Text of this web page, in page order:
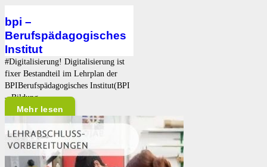
bpi –
Berufspädagogisches
Institut
#Digitalisierung! Digitalisierung ist
fixer Bestandteil im Lehrplan der
BPIBerufspädagogisches Institut(BPI
– Bildung…
Mehr lesen